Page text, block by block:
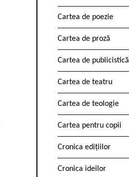
Cartea de poezie
Cartea de proză
Cartea de publicistică
Cartea de teatru
Cartea de teologie
Cartea pentru copii
Cronica edițiilor
Cronica ideilor